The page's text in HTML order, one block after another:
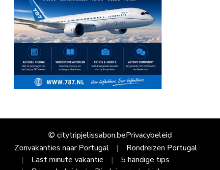
© citytripjelissabon.bePrivacybeleid
Zonvakanties naar Portugal
Rondreizen Portugal
Last minute vakantie
5 handige tips